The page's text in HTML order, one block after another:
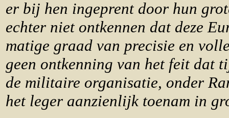
er bij hen ingeprent door hun
echter niet ontkennen dat deze
matige graad van precisie en
geen ontkenning van het feit dat
de militaire organisatie, onder
het leger aanzienlijk toenam in